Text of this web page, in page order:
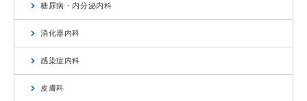
糖尿病・内分泌内科
消化器内科
感染症内科
皮膚科